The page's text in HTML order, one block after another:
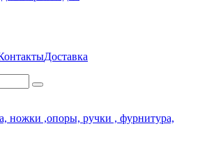
Доставка
ножки ,опоры, ручки , фурнитура,